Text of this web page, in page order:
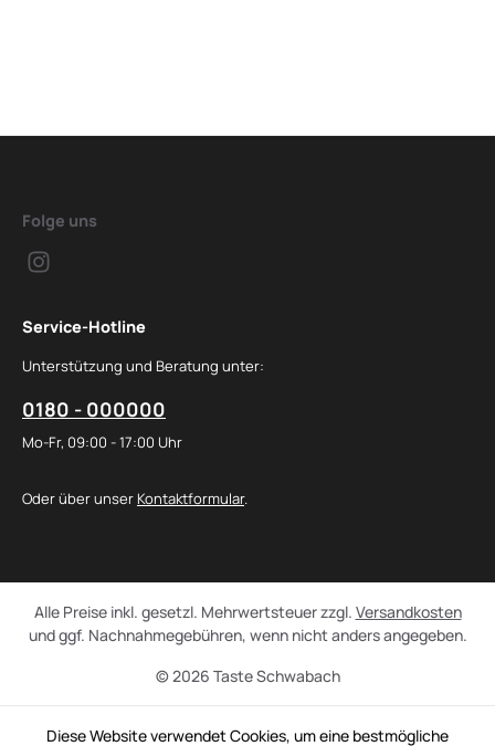
Folge uns
Service-Hotline
Unterstützung und Beratung unter:
0180 - 000000
Mo-Fr, 09:00 - 17:00 Uhr
Oder über unser Kontaktformular.
© 2026 Taste Schwabach
Alle Preise inkl. gesetzl. Mehrwertsteuer zzgl. Versandkosten
und ggf. Nachnahmegebühren, wenn nicht anders angegeben.
Diese Website verwendet Cookies, um eine bestmögliche